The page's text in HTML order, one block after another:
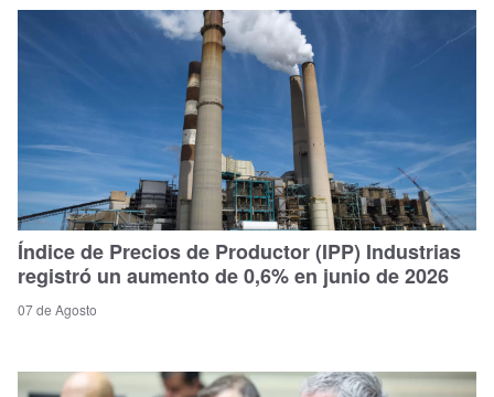
Índice de Precios de Productor (IPP) Industrias
registró un aumento de 0,6% en junio de 2026
07 de Agosto